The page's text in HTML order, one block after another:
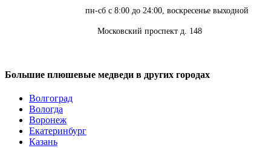
пн-сб с 8:00 до 24:00, воскресенье выходной
Московский проспект д. 148
Большие плюшевые медведи в других городах
Волгоград
Вологда
Воронеж
Екатеринбург
Казань